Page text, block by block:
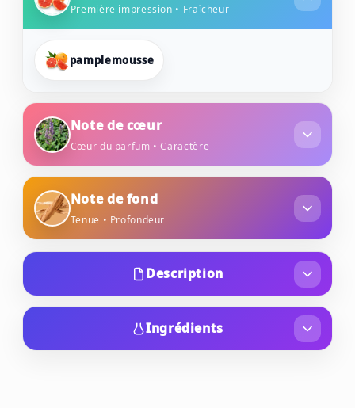
Première impression • Fraîcheur
pamplemousse
Note de cœur
Cœur du parfum • Caractère
Note de fond
Tenue • Profondeur
Description
Azzaro Sport est un véritable concentré de
fraîcheur à utiliser au quotidien.
Ingrédients